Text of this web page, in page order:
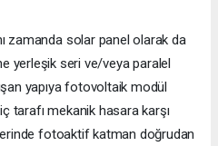
zamanda solar panel olarak da
yerleşik seri ve/veya paralel
yapıya fotovoltaik modül
tarafı mekanik hasara karşı
fotoaktif katman doğrudan